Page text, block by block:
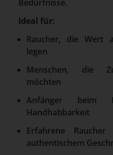
Bedürfnisse.
Ideal für:
Raucher, die Wert
legen
Menschen, die
möchten
Anfänger beim
Handhabbarkeit
Erfahrene
authentischem